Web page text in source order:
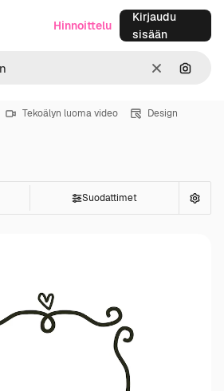
SelkeäHae
Hinnoittelu
Kirjaudu
sisään
Tekoälyn luoma video Design
Suodattimet